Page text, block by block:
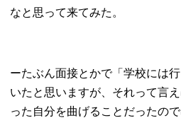
なと思って来てみた。
ーたぶん面接とかで「学校には
いたと思いますが、それって言
った自分を曲げることだったの